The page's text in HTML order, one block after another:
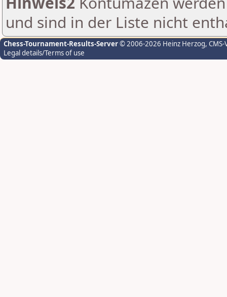
und sind in der Liste nicht
Chess-Tournament-Results-Server© 2006-2026 Heinz Herzog,
Legal details/Terms of use